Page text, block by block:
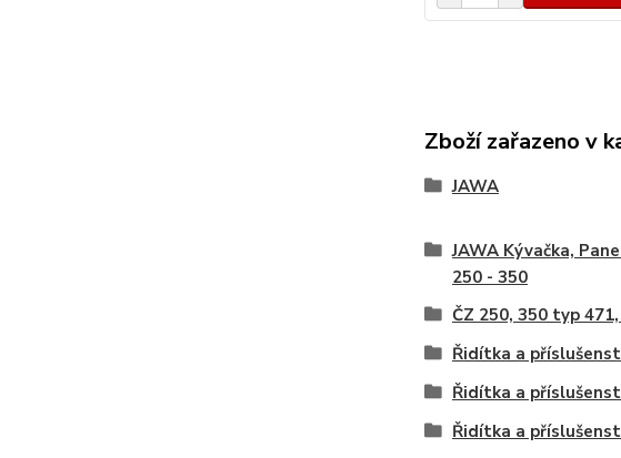
Zboží zařazeno v
JAWA
JAWA Kývačka,
250 - 350
ČZ 250, 350 typ
Řidítka a
Řidítka a
Řidítka a